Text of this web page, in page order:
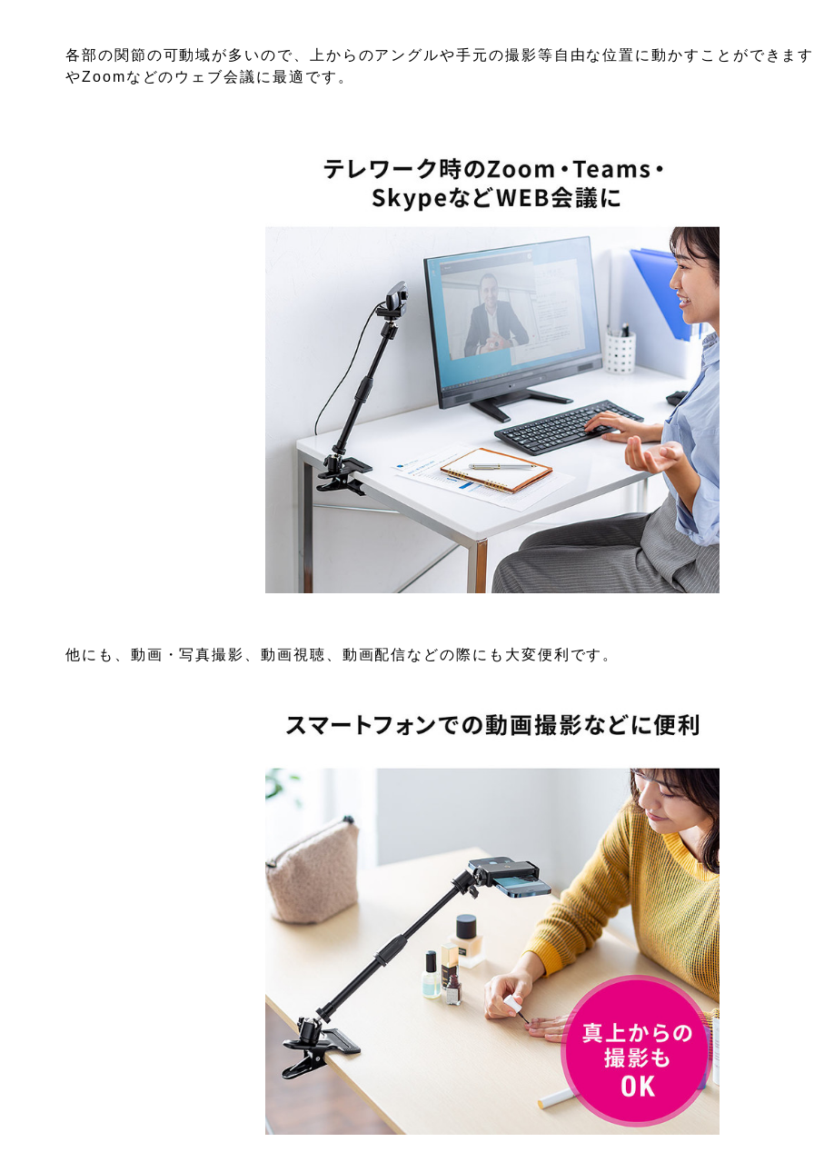
各部の関節の可動域が多いので、上からのアングルや手元の撮影等自由な位置に動かすことができま
やZoomなどのウェブ会議に最適です。
他にも、動画・写真撮影、動画視聴、動画配信などの際にも大変便利です。